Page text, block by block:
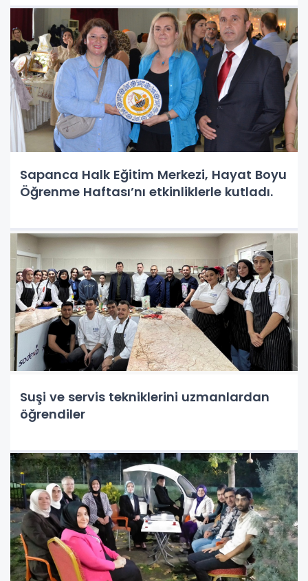
Sapanca Halk Eğitim Merkezi, Hayat Boyu
Öğrenme Haftası’nı etkinliklerle kutladı.
Suşi ve servis tekniklerini uzmanlardan
öğrendiler